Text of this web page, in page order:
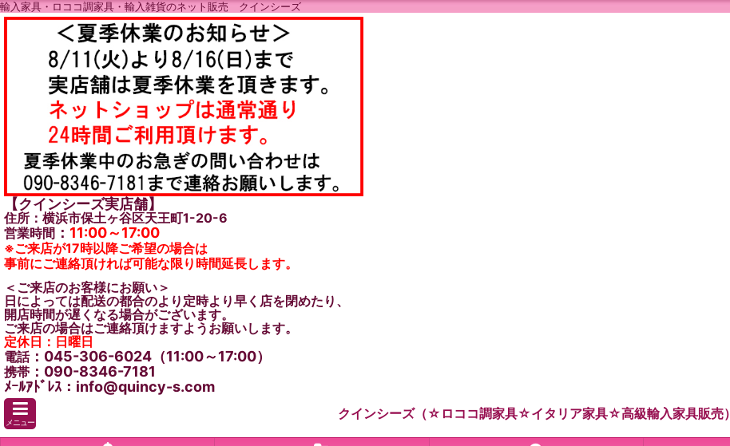
輸入家具・ロココ調家具・輸入雑貨のネット販売 クインシーズ
【クインシーズ実店舗】
住所：横浜市保土ヶ谷区天王町1-20-6
営業時間 ： 11:00～17:00
※ご来店が17時以降ご希望の場合は
事前にご連絡頂ければ可能な限り時間延長します。
＜ご来店のお客様にお願い＞
日によっては配送の都合のより定時より早く店を閉めたり、
開店時間が遅くなる場合がございます。
ご来店の場合はご連絡頂けますようお願いします。
定休日：日曜日
電話：045-306-6024（11:00～17:00）
携帯 ：090-8346-7181
ﾒｰﾙｱﾄﾞﾚｽ：info@quincy-s.com
メニュー
クインシーズ（☆ロココ調家具☆イタリア家具☆高級輸入家具販売）